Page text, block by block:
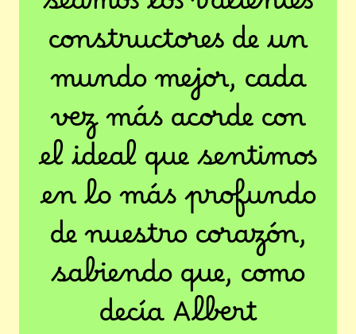
constructores de un
mundo mejor, cada
vez más acorde con
el ideal que sentimos
en lo más profundo
de nuestro corazón,
sabiendo que, como
decía Albert